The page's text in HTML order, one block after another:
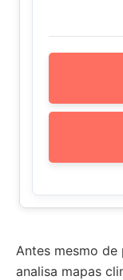
Antes mesmo
analisa mapas